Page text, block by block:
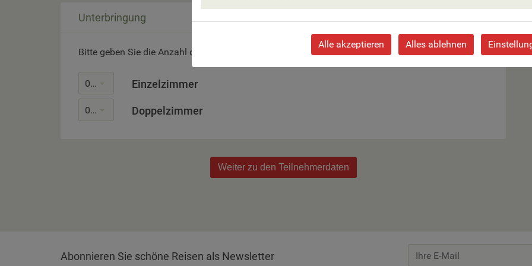
Unterbringung
Bitte geben Sie die Anzahl der gewünschten Zimmer an.
Einzelzimmer
0
Doppelzimmer
0
Weiter zu den Teilnehmerdaten
Abonnieren Sie schöne Reisen als Newsletter
Alle akzeptieren Alles ablehnen